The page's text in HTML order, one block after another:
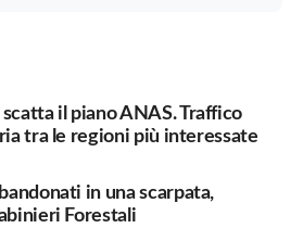
il piano ANAS. Traffico
tra le regioni più interessate
in una scarpata,
Forestali